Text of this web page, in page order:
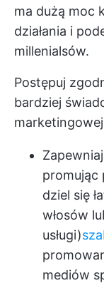
ma dużą moc
działania i
millenialsów.
Postępuj
bardziej
promując
dziel się
włosów
usługi)
mediów